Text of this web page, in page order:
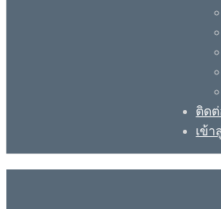
ติดต่
เข้า